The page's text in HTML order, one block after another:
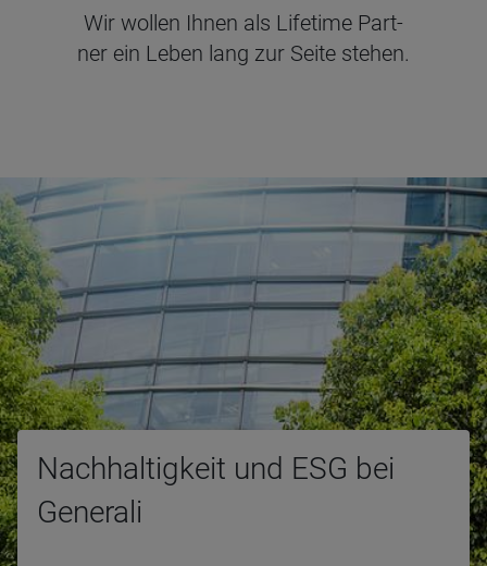
Wir wol­len Ihnen als Life­time Part­
ner ein Leben lang zur Seite ste­hen.
Nach­hal­tig­keit und ESG bei
Gene­rali